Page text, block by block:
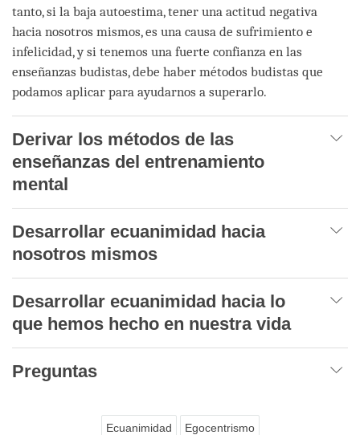
tanto, si la baja autoestima, tener una actitud negativa
hacia nosotros mismos, es una causa de sufrimiento e
infelicidad, y si tenemos una fuerte confianza en las
enseñanzas budistas, debe haber métodos budistas que
podamos aplicar para ayudarnos a superarlo.
Derivar los métodos de las
enseñanzas del entrenamiento
mental
Desarrollar ecuanimidad hacia
nosotros mismos
Desarrollar ecuanimidad hacia lo
que hemos hecho en nuestra vida
Preguntas
Ecuanimidad Egocentrismo